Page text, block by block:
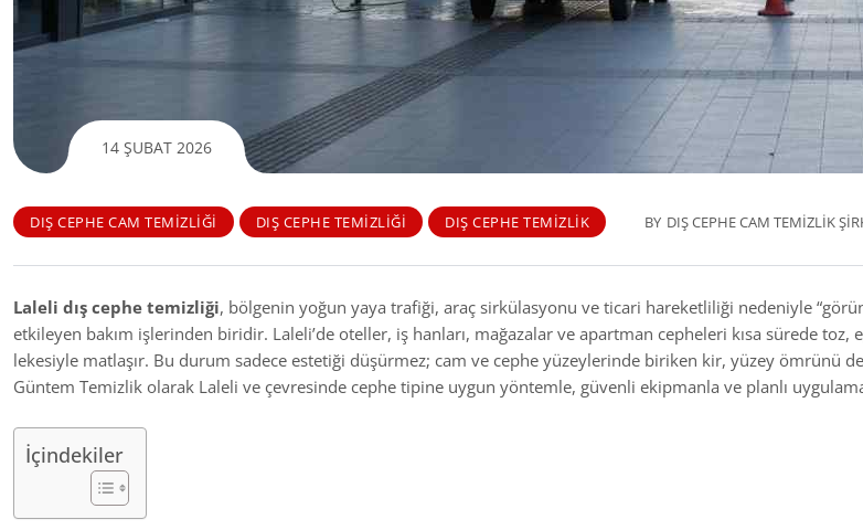
14 ŞUBAT 2026
DIŞ CEPHE CAM TEMIZLIĞI DIŞ CEPHE TEMIZLIĞI DIŞ CEPHE TEMIZLIK BY DIŞ CEPHE CAM TEMIZLIK
Laleli dış cephe temizliği, bölgenin yoğun yaya trafiği, araç sirkülasyonu ve ticari hareketliliği nedeniyle
etkileyen bakım işlerinden biridir. Laleli’de oteller, iş hanları, mağazalar ve apartman cepheleri kısa sürede toz,
lekesiyle matlaşır. Bu durum sadece estetiği düşürmez; cam ve cephe yüzeylerinde biriken kir, yüzey ömrünü
Güntem Temizlik olarak Laleli ve çevresinde cephe tipine uygun yöntemle, güvenli ekipmanla ve planlı
İçindekiler